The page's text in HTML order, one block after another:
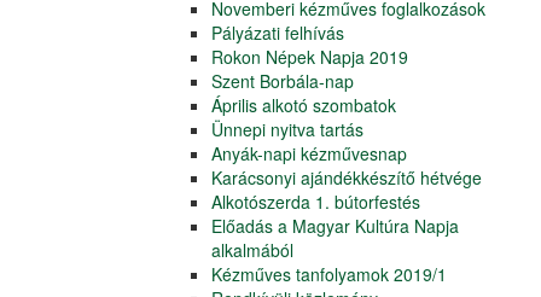
Novemberi kézműves foglalkozások
Pályázati felhívás
Rokon Népek Napja 2019
Szent Borbála-nap
Április alkotó szombatok
Ünnepi nyitva tartás
Anyák-napi kézművesnap
Karácsonyi ajándékkészítő hétvége
Alkotószerda 1. bútorfestés
Előadás a Magyar Kultúra Napja
alkalmából
Kézműves tanfolyamok 2019/1